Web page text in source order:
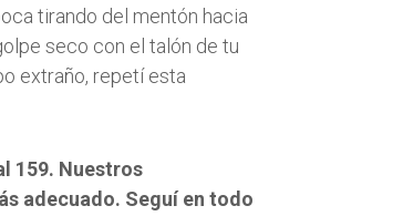
tirando del mentón hacia
seco con el talón de tu
extraño, repetí esta
159. Nuestros
adecuado. Seguí en todo